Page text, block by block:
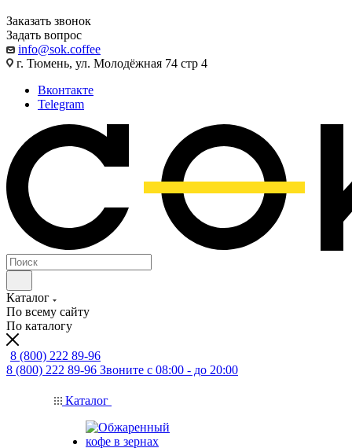
Заказать звонок
Задать вопрос
info@sok.coffee
г. Тюмень, ул. Молодёжная 74 стр 4
Вконтакте
Telegram
Каталог
По всему сайту
По каталогу
8 (800) 222 89-96
8 (800) 222 89-96 Звоните с 08:00 - до 20:00
Каталог